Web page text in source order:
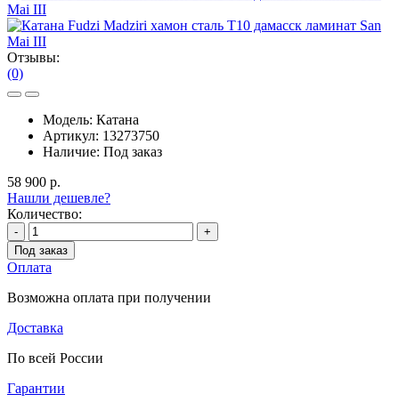
Отзывы:
(0)
Модель: Катана
Артикул: 13273750
Наличие: Под заказ
58 900 р.
Нашли дешевле?
Количество:
-
+
Под заказ
Оплата
Возможна оплата при получении
Доставка
По всей России
Гарантии